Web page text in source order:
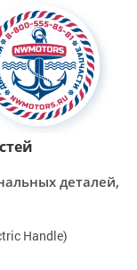
деталей,
Handle)